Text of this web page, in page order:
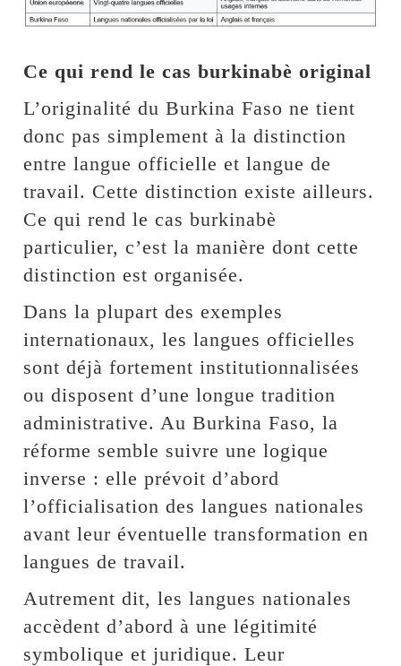
Ce qui rend le cas burkinabè original
L’originalité du Burkina Faso ne tient
donc pas simplement à la distinction
entre langue officielle et langue de
travail. Cette distinction existe ailleurs.
Ce qui rend le cas burkinabè
particulier, c’est la manière dont cette
distinction est organisée.
Dans la plupart des exemples
internationaux, les langues officielles
sont déjà fortement institutionnalisées
ou disposent d’une longue tradition
administrative. Au Burkina Faso, la
réforme semble suivre une logique
inverse : elle prévoit d’abord
l’officialisation des langues nationales
avant leur éventuelle transformation en
langues de travail.
Autrement dit, les langues nationales
accèdent d’abord à une légitimité
symbolique et juridique. Leur